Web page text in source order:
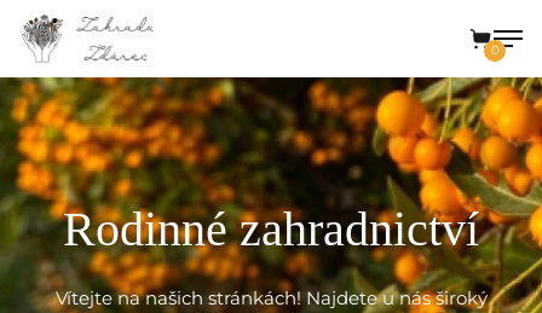
Rodinné zahradnictví
Vítejte na našich stránkách! Najdete u nás široký